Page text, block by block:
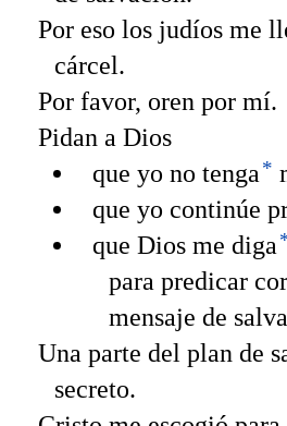
Por eso los judíos me
cárcel.
Por favor, oren por mí.
Pidan a Dios
que yo no tenga*
que yo continúe
que Dios me diga
para predicar
mensaje de
Una parte del plan de
secreto.